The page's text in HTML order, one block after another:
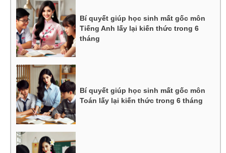
Bí quyết giúp học sinh mất gốc môn
Tiếng Anh lấy lại kiến thức trong 6
tháng
Bí quyết giúp học sinh mất gốc môn
Toán lấy lại kiến thức trong 6 tháng